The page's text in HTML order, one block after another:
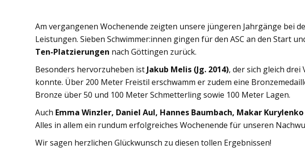
Am vergangenen Wochenende zeigten unsere jüngeren Jahrgänge bei
Leistungen. Sieben Schwimmer:innen gingen für den ASC an den Start
Ten-Platzierungen nach Göttingen zurück.
Besonders hervorzuheben ist Jakub Melis (Jg. 2014), der sich gleich
konnte. Über 200 Meter Freistil erschwamm er zudem eine
Bronze über 50 und 100 Meter Schmetterling sowie 100 Meter Lagen.
Auch Emma Winzler, Daniel Aul, Hannes Baumbach, Makar Kurylenko
Alles in allem ein rundum erfolgreiches Wochenende für unseren
Wir sagen herzlichen Glückwunsch zu diesen tollen Ergebnissen!